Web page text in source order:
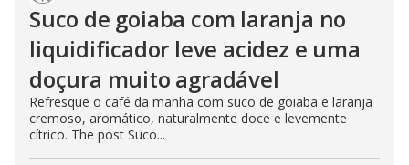
Suco de goiaba com laranja no
liquidificador leve acidez e uma
doçura muito agradável
Refresque o café da manhã com suco de goiaba e laranja
cremoso, aromático, naturalmente doce e levemente
cítrico. The post Suco...